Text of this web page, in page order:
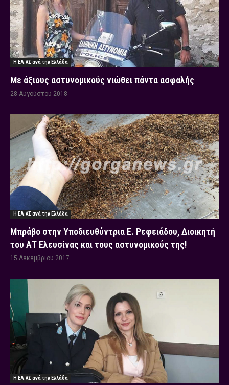
Η ΕΛ.ΑΣ ανά την Ελλάδα
Με άξιους αστυνομικούς νιώθει πάντα ασφαλής
28 Αυγούστου 2018
Η ΕΛ.ΑΣ ανά την Ελλάδα
Μπράβο στην Υποδιευθύντρια Ε. Ρεφειάδου, Διοικητή
του ΑΤ Ελευσίνας και τους αστυνομικούς της!
15 Δεκεμβρίου 2017
Η ΕΛ.ΑΣ ανά την Ελλάδα